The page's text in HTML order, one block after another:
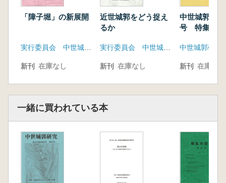
「障子堀」の新展開
実行委員会 中世城郭研究会
新刊 在庫なし
近世城郭をどう捉え
るか
実行委員会 中世城郭研究会 九州大学建築史研究室
新刊 在庫なし
中世城郭研
号 特集 馬
中世城郭研究
新刊 在庫なし
一緒に買われている本